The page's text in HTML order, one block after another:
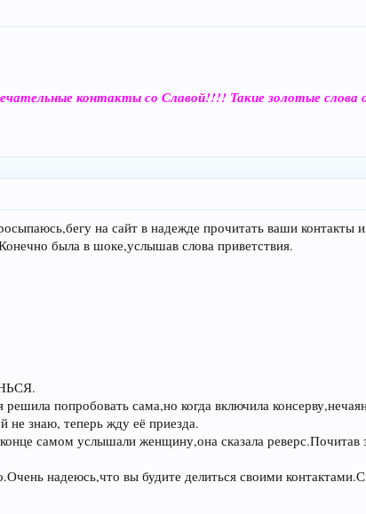
контакты со Славой!!!! Такие золотые
на сайт в надежде прочитать ваши контакты
была в шоке,услышав слова приветствия.
попробовать сама,но когда включила
не знаю, теперь жду её приезда.
самом услышали женщину,она сказала реверс.Почитав
надеюсь,что вы будите делиться своими